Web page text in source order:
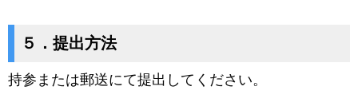
５．提出方法
持参または郵送にて提出してください。